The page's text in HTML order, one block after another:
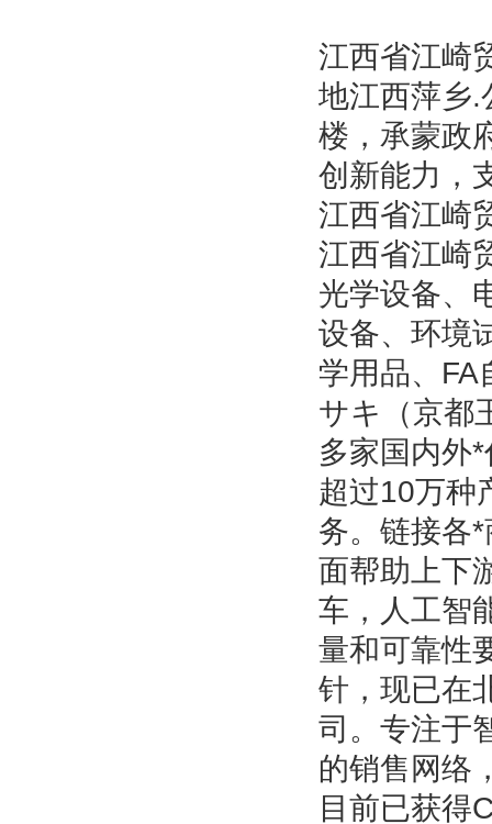
江西省江崎
地江西萍乡.
楼，承蒙政
创新能力，
江西省江崎
江西省江崎
光学设备、
设备、环境
学用品、FA
サキ（京都
多家国内外
超过10万种
务。链接各
面帮助上下
车，人工智
量和可靠性
针，现已在
司。专注于
的销售网络
目前已获得